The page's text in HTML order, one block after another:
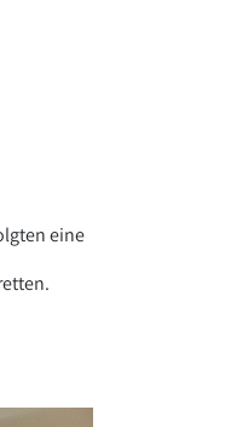
eine